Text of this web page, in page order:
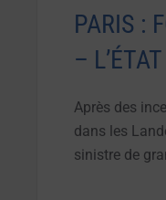
PARIS :
–
Après des
dans les
sinistre de